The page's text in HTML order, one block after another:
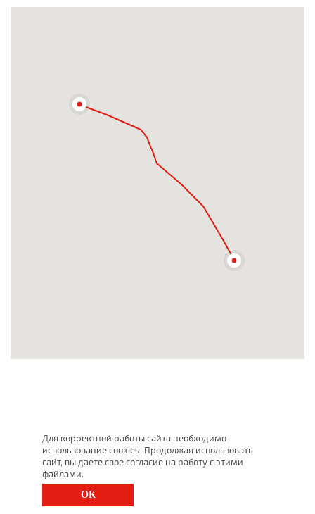
Для корректной работы сайта необходимо
использование cookies. Продолжая использовать
сайт, вы даете свое согласие на работу с этими
файлами.
ОК